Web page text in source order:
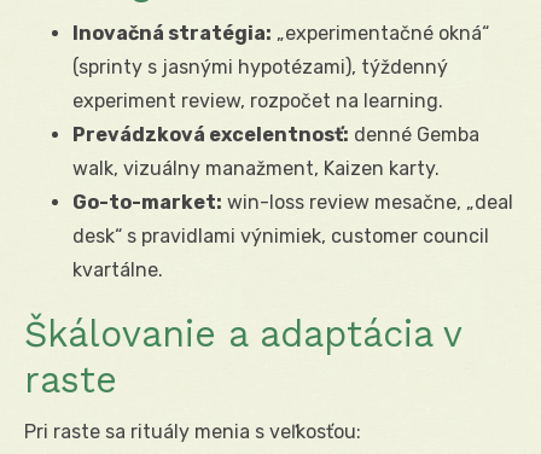
Inovačná stratégia: „experimentačné okná“
(sprinty s jasnými hypotézami), týždenný
experiment review, rozpočet na learning.
Prevádzková excelentnosť: denné Gemba
walk, vizuálny manažment, Kaizen karty.
Go-to-market: win-loss review mesačne, „deal
desk“ s pravidlami výnimiek, customer council
kvartálne.
Škálovanie a adaptácia v
raste
Pri raste sa rituály menia s veľkosťou: